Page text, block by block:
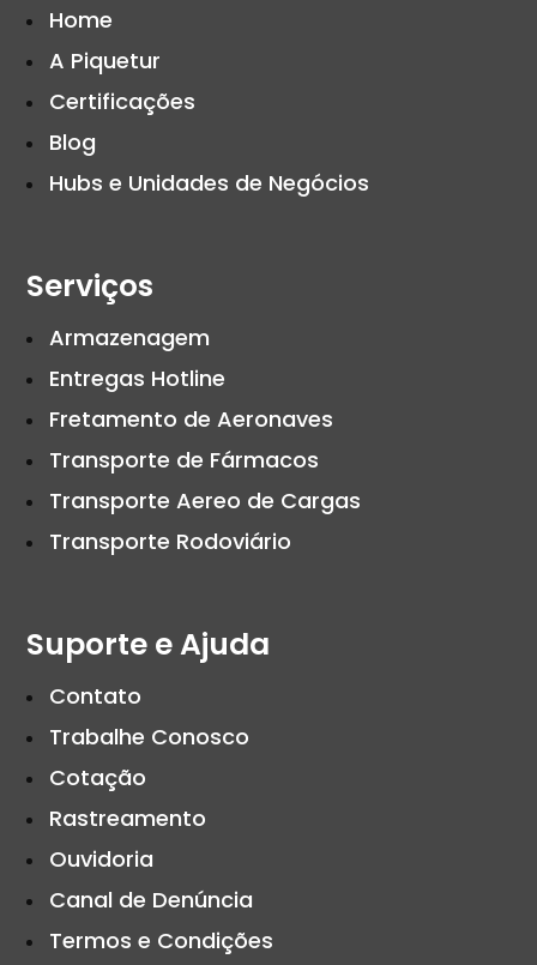
Home
A Piquetur
Certificações
Blog
Hubs e Unidades de Negócios
Serviços
Armazenagem
Entregas Hotline
Fretamento de Aeronaves
Transporte de Fármacos
Transporte Aereo de Cargas
Transporte Rodoviário
Suporte e Ajuda
Contato
Trabalhe Conosco
Cotação
Rastreamento
Ouvidoria
Canal de Denúncia
Termos e Condições